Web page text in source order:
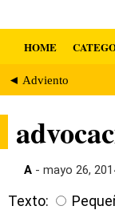
HOME
◄ Adviento
A - mayo 26,
Texto: